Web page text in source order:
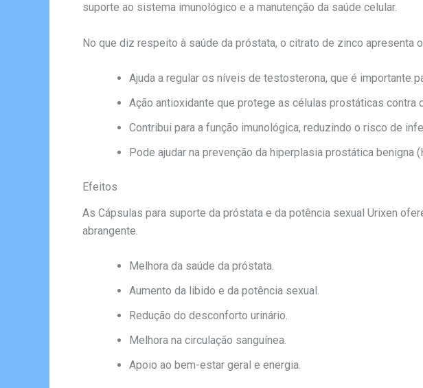
suporte ao sistema imunológico e a manutenção da saúde celular.
No que diz respeito à saúde da próstata, o citrato de zinco apresenta
Ajuda a regular os níveis de testosterona, que é importante
Ação antioxidante que protege as células prostáticas contra
Contribui para a função imunológica, reduzindo o risco de
Pode ajudar na prevenção da hiperplasia prostática benigna
Efeitos
As Cápsulas para suporte da próstata e da potência sexual Urixen
abrangente.
Melhora da saúde da próstata.
Aumento da libido e da potência sexual.
Redução do desconforto urinário.
Melhora na circulação sanguínea.
Apoio ao bem-estar geral e energia.